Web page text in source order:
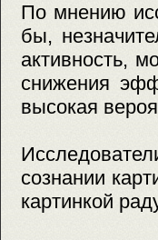
По мнению
бы,
активность,
снижения
высокая
сознании
картинкой